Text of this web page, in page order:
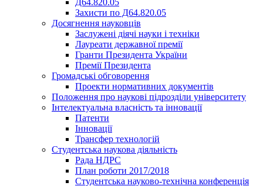
Д64.820.05
Захисти по Д64.820.05
Досягнення науковців
Заслужені діячі науки і техніки
Лауреати державної премії
Гранти Президента України
Премії Президента
Громадськi обговорення
Проекти нормативних документів
Положення про наукові підрозділи університету
Інтелектуальна власність та інновації
Патенти
Інновації
Трансфер технологій
Студентська наукова діяльність
Рада НДРС
План роботи 2017/2018
Студентська науково-технічна конференція